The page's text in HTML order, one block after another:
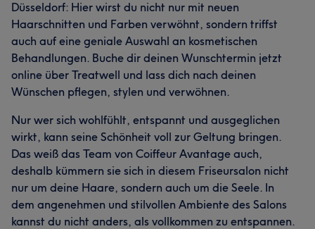
Düsseldorf: Hier wirst du nicht nur mit neuen
Haarschnitten und Farben verwöhnt, sondern triffst
auch auf eine geniale Auswahl an kosmetischen
Behandlungen. Buche dir deinen Wunschtermin jetzt
online über Treatwell und lass dich nach deinen
Wünschen pflegen, stylen und verwöhnen.
Nur wer sich wohlfühlt, entspannt und ausgeglichen
wirkt, kann seine Schönheit voll zur Geltung bringen.
Das weiß das Team von Coiffeur Avantage auch,
deshalb kümmern sie sich in diesem Friseursalon nicht
nur um deine Haare, sondern auch um die Seele. In
dem angenehmen und stilvollen Ambiente des Salons
kannst du nicht anders, als vollkommen zu entspannen.